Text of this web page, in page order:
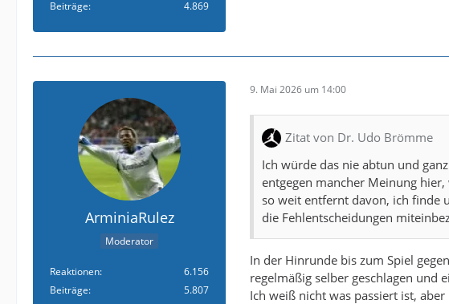
Beiträge
4.869
ArminiaRulez
Moderator
Reaktionen
6.156
Beiträge
5.807
9. Mai 2026 um 14:00
Zitat von Dr. Udo Brömme
Ich würde das nie abtun und
entgegen mancher Meinung
so weit entfernt davon, ich finde
die Fehlentscheidungen
In der Hinrunde bis zum Spiel
regelmäßig selber geschlagen und
Ich weiß nicht was passiert ist,